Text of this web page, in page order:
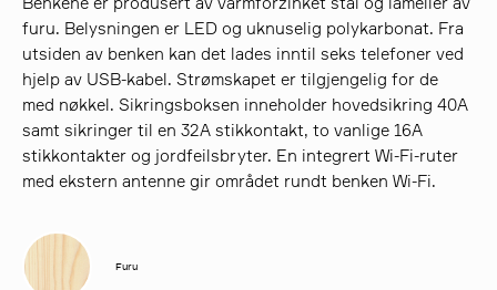
furu. Belysningen er LED og uknuselig polykarbonat. Fra
utsiden av benken kan det lades inntil seks telefoner ved
hjelp av USB-kabel. Strømskapet er tilgjengelig for de
med nøkkel. Sikringsboksen inneholder hovedsikring 40A
samt sikringer til en 32A stikkontakt, to vanlige 16A
stikkontakter og jordfeilsbryter. En integrert Wi-Fi-ruter
med ekstern antenne gir området rundt benken Wi-Fi.
Furu